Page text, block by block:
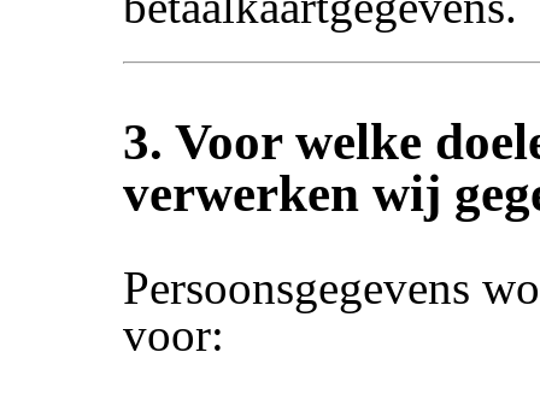
3. Voor welke
verwerken wij
Persoonsgegevens
voor: